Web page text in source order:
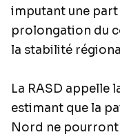
imputant une
prolongation du
la stabilité
La RASD appelle
estimant que la
Nord ne pourront